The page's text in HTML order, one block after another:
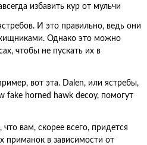
И это правильно, ведь они
Однако это можно
чтобы не пускать их в
вот эта. Dalen, или ястребы,
fake horned hawk decoy, помогут
вам, скорее всего, придется
приманок в зависимости от